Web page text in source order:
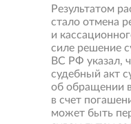
Результатом
стало отмена
и
силе решение
ВС РФ указал,
судебный акт
об обращении
в счет
может быть